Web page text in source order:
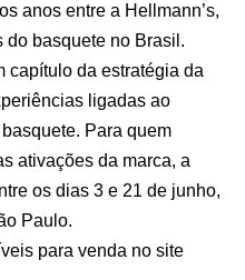
anos entre a Hellmann’s,
do basquete no Brasil.
capítulo da estratégia da
ligadas ao
Para quem
ativações da marca, a
os dias 3 e 21 de junho,
Paulo.
para venda no site